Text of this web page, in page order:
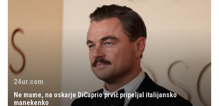
24ur.com
Ne mame, na oskarje DiCaprio prvič pripeljal italijansko
manekenko